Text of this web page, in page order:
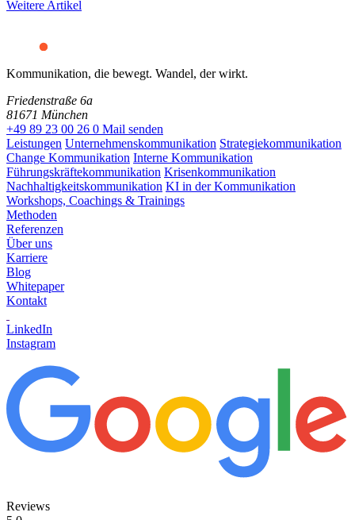
Weitere Artikel
Kommunikation, die bewegt. Wandel, der wirkt.
Friedenstraße 6a
81671 München
+49 89 23 00 26 0 Mail senden
Leistungen Unternehmenskommunikation Strategiekommunikation
Change Kommunikation Interne Kommunikation
Führungskräftekommunikation Krisenkommunikation
Nachhaltigkeitskommunikation KI in der Kommunikation
Workshops, Coachings & Trainings
Methoden
Referenzen
Über uns
Karriere
Blog
Whitepaper
Kontakt
LinkedIn
Instagram
Reviews